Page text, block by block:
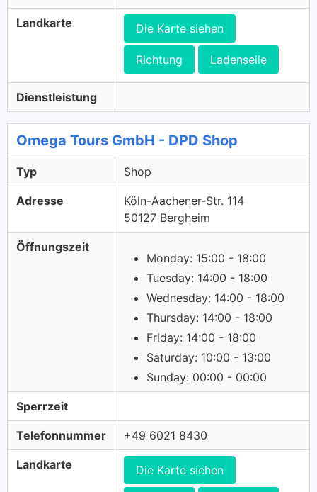
Landkarte Die Karte siehen
Richtung Ladenseile
Dienstleistung
Omega Tours GmbH - DPD Shop
Typ Shop
Adresse
Köln-Aachener-Str. 114
50127 Bergheim
Öffnungszeit
Monday: 15:00 - 18:00
Tuesday: 14:00 - 18:00
Wednesday: 14:00 - 18:00
Thursday: 14:00 - 18:00
Friday: 14:00 - 18:00
Saturday: 10:00 - 13:00
Sunday: 00:00 - 00:00
Sperrzeit
Telefonnummer +49 6021 8430
Landkarte Die Karte siehen